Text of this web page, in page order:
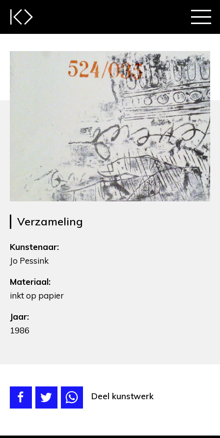
Verzameling
Kunstenaar:
Jo Pessink
Materiaal:
inkt op papier
Jaar:
1986
Deel kunstwerk